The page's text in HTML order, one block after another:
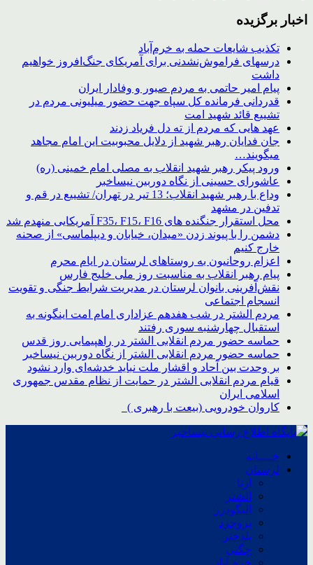
اخبار برگزیده
تکذیب شایعات حمله به خرم‌آباد
درسهای فراموش‌نشدنی برای آمریکای جنگ‌افروز خواهیم
داشت
پیام امیر حاتمی به مردم صبور و وفادار ایران
قدردانی فرمانده کل سپاه جهت حضور میلیونی مردم در
تشییع قائد شهید امت
عهد هایی که مردم از ته دل فریاد زدند
جان فدایان رهبر شهید از دلایل محبوبیت این امام مجاهد
میگویند…
ورود پیکر رهبر شهید انقلاب به مصلی امام خمینی (ره)
عاشورای حسینی از نگاه دوربین نیساخبر
وداع با رهبر شهید انقلاب؛ 13 تیر در تهران/ تشییع در قم و
تدفین در مشهد
محل استقرار جنگنده های F35، F15، F16 آمریکایی منهدم شد
دشمن را با پیوند زدن «میدان، خیابان و دیپلماسی» از صحنه
خارج کنیم
اعزام روحانیون به روستاهای لرستان در ایام محرم
پیام رهبر انقلاب به مناسبت روز ملی خلیج فارس
نقش‌آفرینی بانوان لرستان در مدیریت شرایط جنگی و تقویت
انسجام اجتماعی
مردم الشتر در شب هفدهم عزاداری امام امت اینگونه به
استقبال چهارشنبه سوری رفتند
حماسه حضور مردم انقلابی الشتر در راهپیمایی روز قدس
حماسه حضور مردم انقلابی الشتر از نگاه دوربین نیساخبر
بر وحدت بین آحاد و اقشار ملت نباید خدشه‌ای وارد نشود
قیام مردم انقلابی الشتر در حمایت از نظام مقدس جمهوری
اسلامی ایران
کاروان خودرویی (بیعت با رهبری )
خــــانه
لرستان
ازنا
الشتر
الیگودرز
بروجرد
پلدختر
چگنی
خرم آباد